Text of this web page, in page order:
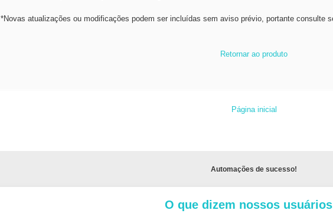
*Novas atualizações ou modificações podem ser incluídas sem aviso prévio, portante consulte
Retornar ao produto
Página inicial
Automações de sucesso!
O que dizem nossos